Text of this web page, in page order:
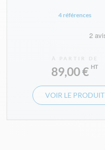
4 références
À PARTIR DE
89,00 €
VOIR LE PRODUIT